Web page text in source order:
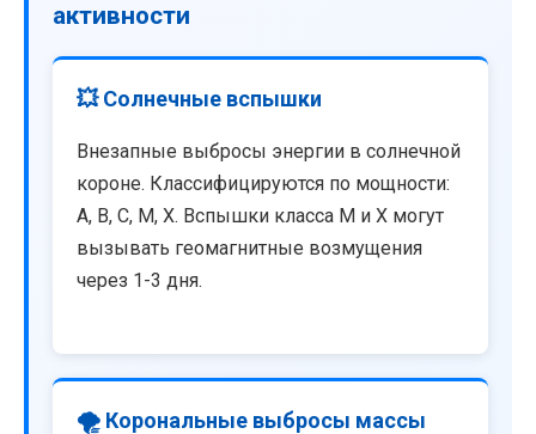
активности
💥 Солнечные вспышки
Внезапные выбросы энергии в солнечной
короне. Классифицируются по мощности:
A, B, C, M, X. Вспышки класса M и X могут
вызывать геомагнитные возмущения
через 1-3 дня.
🌪️ Корональные выбросы массы